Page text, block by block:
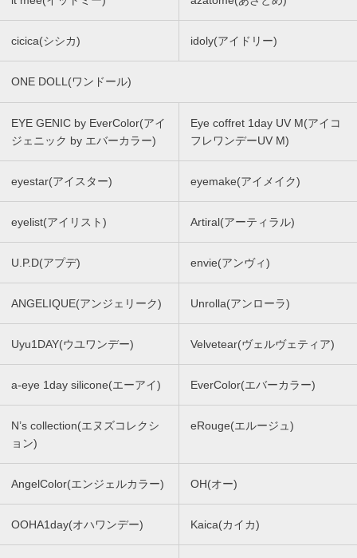
cicica(シシカ) idoly(アイドリー)
ONE DOLL(ワンドール)
EYE GENIC by EverColor(アイ
ジェニック by エバーカラー)
Eye coffret 1day UV M(アイコ
フレワンデーUV M)
eyestar(アイスター) eyemake(アイメイク)
eyelist(アイリスト) Artiral(アーティラル)
U.P.D(アプデ) envie(アンヴィ)
ANGELIQUE(アンジェリーク) Unrolla(アンローラ)
Uyu1DAY(ウユワンデー) Velvetear(ヴェルヴェティア)
a-eye 1day silicone(エーアイ) EverColor(エバーカラー)
N’s collection(エヌズコレクシ
ョン)
eRouge(エルージュ)
AngelColor(エンジェルカラー) OH(オー)
OOHA1day(オハワンデー) Kaica(カイカ)